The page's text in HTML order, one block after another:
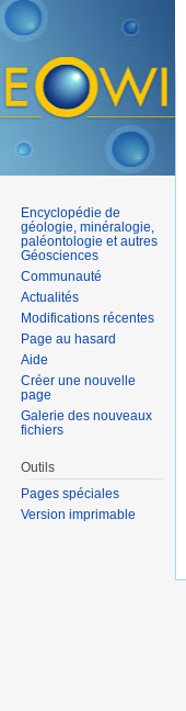
Encyclopédie de
géologie, minéralogie,
paléontologie et autres
Géosciences
Communauté
Actualités
Modifications récentes
Page au hasard
Aide
Créer une nouvelle
page
Galerie des nouveaux
fichiers
Outils
Pages spéciales
Version imprimable